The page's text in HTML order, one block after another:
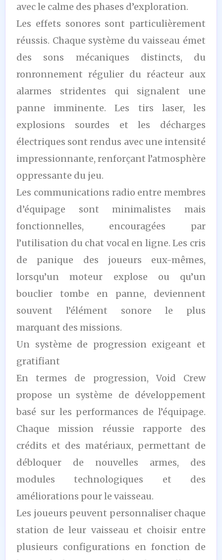
avec le calme des phases d’exploration.
Les effets sonores sont particulièrement
réussis. Chaque système du vaisseau émet
des sons mécaniques distincts, du
ronronnement régulier du réacteur aux
alarmes stridentes qui signalent une
panne imminente. Les tirs laser, les
explosions sourdes et les décharges
électriques sont rendus avec une intensité
impressionnante, renforçant l’atmosphère
oppressante du jeu.
Les communications radio entre membres
d’équipage sont minimalistes mais
fonctionnelles, encouragées par
l’utilisation du chat vocal en ligne. Les cris
de panique des joueurs eux-mêmes,
lorsqu’un moteur explose ou qu’un
bouclier tombe en panne, deviennent
souvent l’élément sonore le plus
marquant des missions.
Un système de progression exigeant et
gratifiant
En termes de progression, Void Crew
propose un système de développement
basé sur les performances de l’équipage.
Chaque mission réussie rapporte des
crédits et des matériaux, permettant de
débloquer de nouvelles armes, des
modules technologiques et des
améliorations pour le vaisseau.
Les joueurs peuvent personnaliser chaque
station de leur vaisseau et choisir entre
plusieurs configurations en fonction de